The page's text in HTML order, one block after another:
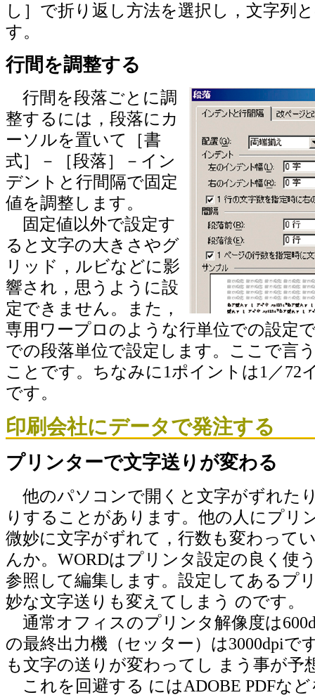
し］で折り返し方法を選択し，文字列
す。
行間を調整する
行間を段落ごとに調
整するには，段落にカ
ーソルを置いて［書
式］－［段落］－イン
デントと行間隔で固定
値を調整します。
固定値以外で設定す
ると文字の大きさやグ
リッド，ルビなどに影
響され，思うように設
定できません。また，
専用ワープロのような行単位での設定
での段落単位で設定します。ここで言
ことです。ちなみに1ポイントは1／72
です。
印刷会社にデータで発注する
プリンターで文字送りが変わる
他のパソコンで開くと文字がずれた
りすることがあります。他の人にプリ
微妙に文字がずれて，行数も変わって
んか。WORDはプリンタ設定の良く使
参照して編集します。設定してあるプ
妙な文字送りも変えてしまう のです。
通常オフィスのプリンタ解像度は
の最終出力機（セッター）は3000dpiで
も文字の送りが変わってし まう事が予
これを回避する にはADOBE PDFなど